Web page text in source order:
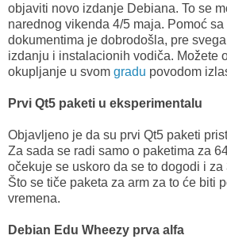
objaviti novo izdanje Debiana. To se
narednog vikenda 4/5 maja. Pomoć sa
dokumentima je dobrodošla, pre
izdanju i instalacionih vodiča. Možete
okupljanje u svom gradu povodom
Prvi Qt5 paketi u eksperimentalu
Objavljeno je da su prvi Qt5 paketi
Za sada se radi samo o paketima za
očekuje se uskoro da se to dogodi i za
Što se tiče paketa za arm za to će biti
vremena.
Debian Edu Wheezy prva alfa